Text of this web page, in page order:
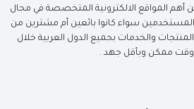
المواقع الالكترونية المتخصصة في مجال
المستخدمين سواء كانوا بائعين أم مشترين من
والخدمات بجميع الدول العربية خلال
ممكن وبأقل جهد .